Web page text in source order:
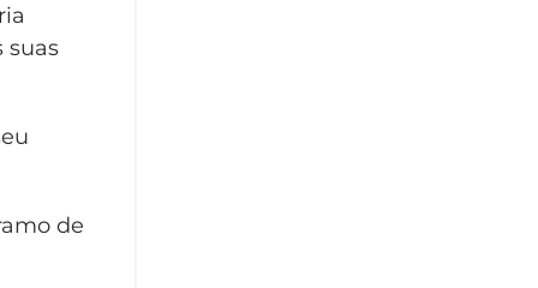
suas
de